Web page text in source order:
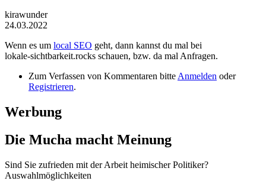
kirawunder
24.03.2022
Wenn es um local SEO geht, dann kannst du mal bei
lokale-sichtbarkeit.rocks schauen, bzw. da mal Anfragen.
Zum Verfassen von Kommentaren bitte Anmelden oder
Registrieren.
Werbung
Die Mucha macht Meinung
Sind Sie zufrieden mit der Arbeit heimischer Politiker?
Auswahlmöglichkeiten